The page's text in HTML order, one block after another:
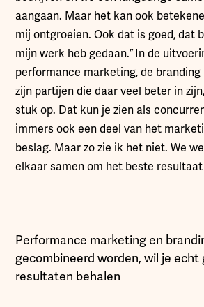
aangaan. Maar het kan ook
mij ontgroeien. Ook dat is goed, dat
mijn werk heb gedaan.”In de
performance marketing, de branding
zijn partijen die daar veel beter in
stuk op. Dat kun je zien als
immers ook een deel van het
beslag. Maar zo zie ik het niet. We
elkaar samen om het beste
Performance marketing en
gecombineerd worden, wil je echt
resultaten behalen